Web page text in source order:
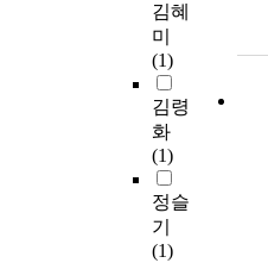
김혜
미
(1)
김령
화
(1)
정슬
기
(1)